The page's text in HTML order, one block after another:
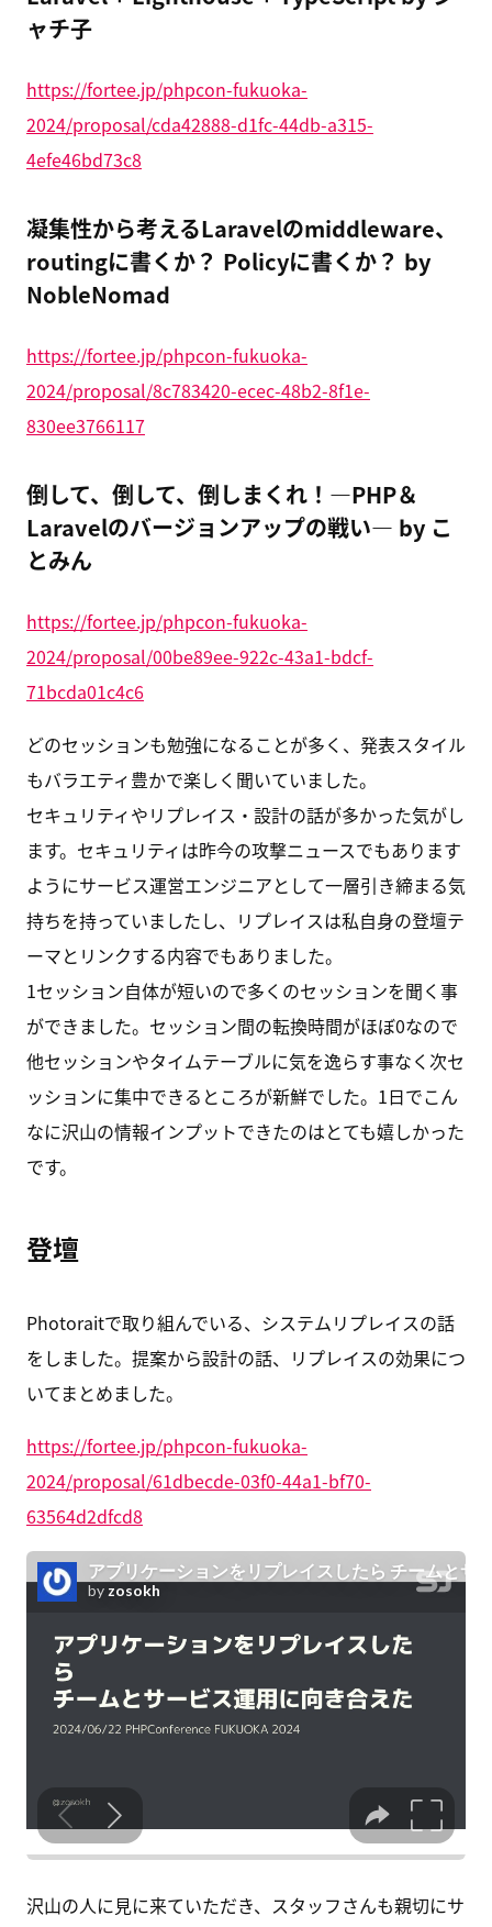
ャチ子
https://fortee.jp/phpcon-fukuoka-
2024/proposal/cda42888-d1fc-44db-a315-
4efe46bd73c8
凝集性から考えるLaravelのmiddleware、
routingに書くか？ Policyに書くか？ by
NobleNomad
https://fortee.jp/phpcon-fukuoka-
2024/proposal/8c783420-ecec-48b2-8f1e-
830ee3766117
倒して、倒して、倒しまくれ！―PHP＆
Laravelのバージョンアップの戦い― by こ
とみん
https://fortee.jp/phpcon-fukuoka-
2024/proposal/00be89ee-922c-43a1-bdcf-
71bcda01c4c6
どのセッションも勉強になることが多く、発表スタイル
もバラエティ豊かで楽しく聞いていました。
セキュリティやリプレイス・設計の話が多かった気がし
ます。セキュリティは昨今の攻撃ニュースでもあります
ようにサービス運営エンジニアとして一層引き締まる気
持ちを持っていましたし、リプレイスは私自身の登壇テ
ーマとリンクする内容でもありました。
1セッション自体が短いので多くのセッションを聞く事
ができました。セッション間の転換時間がほぼ0なので
他セッションやタイムテーブルに気を逸らす事なく次セ
ッションに集中できるところが新鮮でした。1日でこん
なに沢山の情報インプットできたのはとても嬉しかった
です。
登壇
Photoraitで取り組んでいる、システムリプレイスの話
をしました。提案から設計の話、リプレイスの効果につ
いてまとめました。
https://fortee.jp/phpcon-fukuoka-
2024/proposal/61dbecde-03f0-44a1-bf70-
63564d2dfcd8
沢山の人に見に来ていただき、スタッフさんも親切にサ